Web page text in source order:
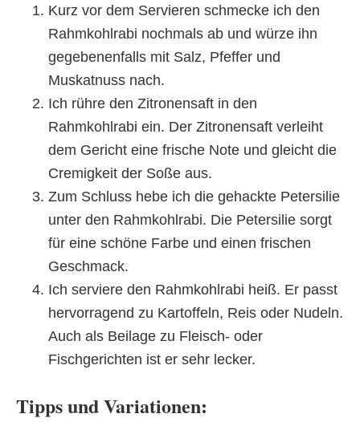
Kurz vor dem Servieren schmecke ich den
Rahmkohlrabi nochmals ab und würze ihn
gegebenenfalls mit Salz, Pfeffer und
Muskatnuss nach.
Ich rühre den Zitronensaft in den
Rahmkohlrabi ein. Der Zitronensaft verleiht
dem Gericht eine frische Note und gleicht die
Cremigkeit der Soße aus.
Zum Schluss hebe ich die gehackte Petersilie
unter den Rahmkohlrabi. Die Petersilie sorgt
für eine schöne Farbe und einen frischen
Geschmack.
Ich serviere den Rahmkohlrabi heiß. Er passt
hervorragend zu Kartoffeln, Reis oder Nudeln.
Auch als Beilage zu Fleisch- oder
Fischgerichten ist er sehr lecker.
Tipps und Variationen: